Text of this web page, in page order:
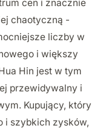
cen i znacznie
chaotyczną -
liczby w
i większy
Hin jest w tym
przewidywalny i
Kupujący, który
i szybkich zysków,